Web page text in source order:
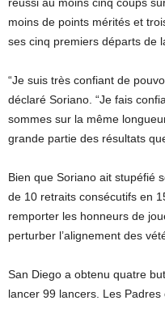
moins de points mérités et
ses cinq premiers départs de
“Je suis très confiant de
déclaré Soriano. “Je fais
sommes sur la même
grande partie des résultats
Bien que Soriano ait stupéfié
de 10 retraits consécutifs en
remporter les honneurs de
perturber l’alignement des
San Diego a obtenu quatre
lancer 99 lancers. Les